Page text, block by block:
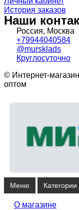
История заказов
Наши
Россия, Москва
+79944040584
@mursklads
Круглосуточно
© Интернет-
оптом
Меню Категории
О магазине